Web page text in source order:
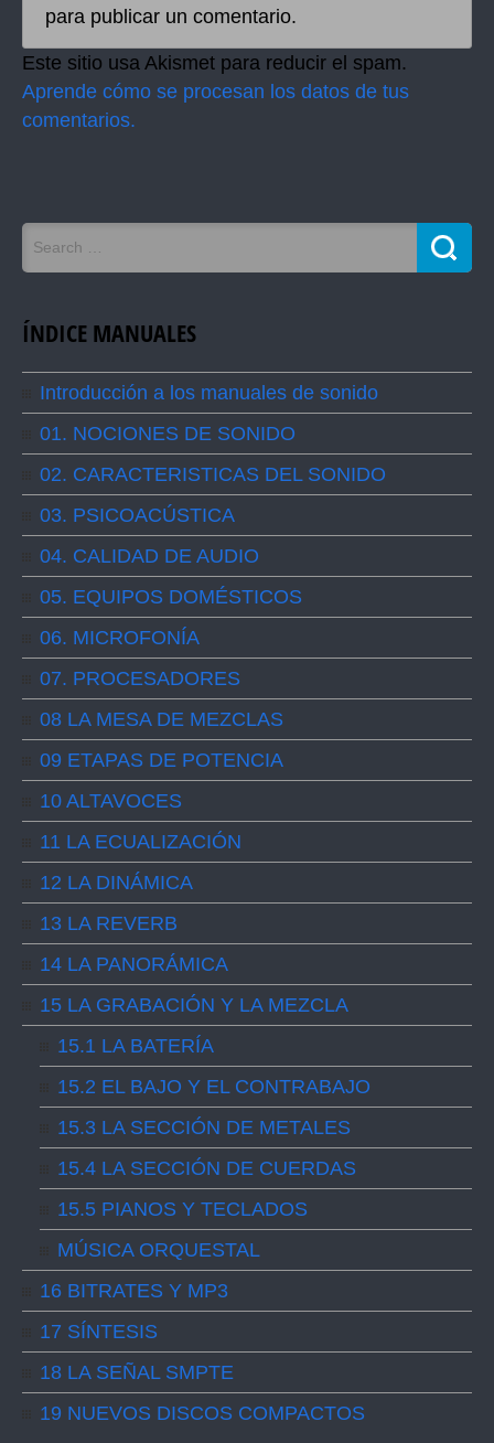
para publicar un comentario.
Este sitio usa Akismet para reducir el spam.
Aprende cómo se procesan los datos de tus
comentarios.
ÍNDICE MANUALES
Introducción a los manuales de sonido
01. NOCIONES DE SONIDO
02. CARACTERISTICAS DEL SONIDO
03. PSICOACÚSTICA
04. CALIDAD DE AUDIO
05. EQUIPOS DOMÉSTICOS
06. MICROFONÍA
07. PROCESADORES
08 LA MESA DE MEZCLAS
09 ETAPAS DE POTENCIA
10 ALTAVOCES
11 LA ECUALIZACIÓN
12 LA DINÁMICA
13 LA REVERB
14 LA PANORÁMICA
15 LA GRABACIÓN Y LA MEZCLA
15.1 LA BATERÍA
15.2 EL BAJO Y EL CONTRABAJO
15.3 LA SECCIÓN DE METALES
15.4 LA SECCIÓN DE CUERDAS
15.5 PIANOS Y TECLADOS
MÚSICA ORQUESTAL
16 BITRATES Y MP3
17 SÍNTESIS
18 LA SEÑAL SMPTE
19 NUEVOS DISCOS COMPACTOS